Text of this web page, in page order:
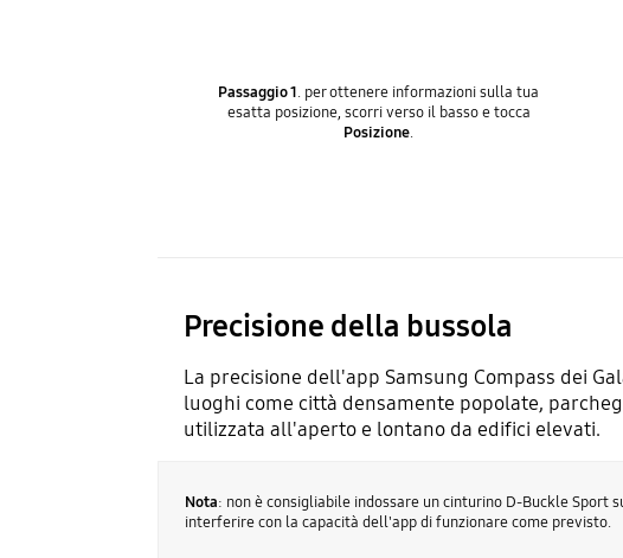
Passaggio 1. per ottenere informazioni sulla tua
esatta posizione, scorri verso il basso e tocca
Posizione.
Precisione della bussola
La precisione dell'app Samsung Compass dei
luoghi come città densamente popolate,
utilizzata all'aperto e lontano da edifici elevati.
Nota: non è consigliabile indossare un cinturino D-Buckle Sport
interferire con la capacità dell'app di funzionare come previsto.